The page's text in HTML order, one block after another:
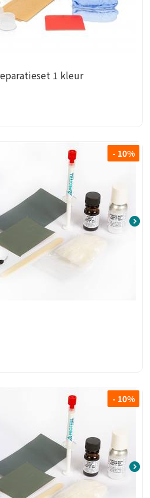
1 kleur
- 10%
- 10%